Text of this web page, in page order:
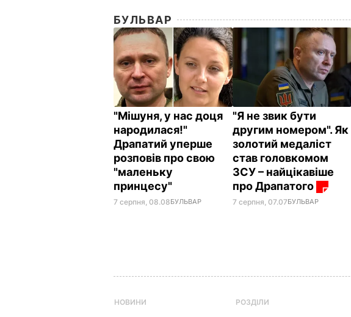
БУЛЬВАР
"Мішуня, у нас доця
народилася!"
Драпатий уперше
розповів про свою
"маленьку
принцесу"
7 серпня, 08.08БУЛЬВАР
"Я не звик бути
другим номером". Як
золотий медаліст
став головкомом
ЗСУ – найцікавіше
про Драпатого
7 серпня, 07.07БУЛЬВАР
НОВИНИ РОЗДІЛИ